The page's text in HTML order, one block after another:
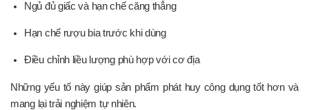
Ngủ đủ giấc và hạn chế căng thẳng
Hạn chế rượu bia trước khi dùng
Điều chỉnh liều lượng phù hợp với cơ địa
Những yếu tố này giúp sản phẩm phát huy công dụng tốt hơn và
mang lại trải nghiệm tự nhiên.